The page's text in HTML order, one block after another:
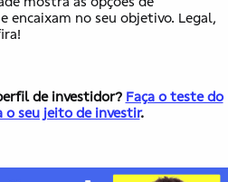
encaixam no seu objetivo. Legal,
de investidor? Faça o teste do
o seu jeito de investir.